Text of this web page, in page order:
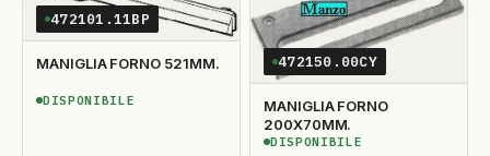
472101.11BP
MANIGLIA FORNO 521MM.
DISPONIBILE
DISPONIBILE
472150.00CY
MANIGLIA FORNO
200X70MM.
DISPONIBILE
DISPONIBILE